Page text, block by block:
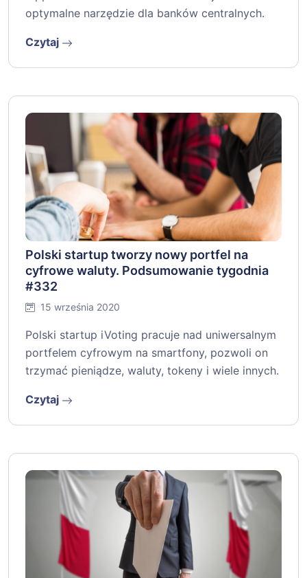
optymalne narzędzie dla banków centralnych.
Czytaj
Polski startup tworzy nowy portfel na
cyfrowe waluty. Podsumowanie tygodnia
#332
15 września 2020
Polski startup iVoting pracuje nad uniwersalnym
portfelem cyfrowym na smartfony, pozwoli on
trzymać pieniądze, waluty, tokeny i wiele innych.
Czytaj